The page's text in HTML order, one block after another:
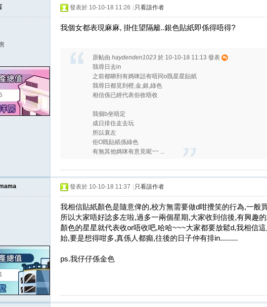
發表於 10-10-18 11:26 只看該作者
我個女都表現麻麻, 掛住望隔籬..銀色貼紙即係得唔得?
原帖由 haydenden1023 於 10-10-18 11:13 發表
我尋日去in
之前都睇到有媽咪話有唔同o既星星貼紙
我尋日都見到橙,金,銀,綠色
相信係已經代表佢收唔收
我個b坐唔定
成日排住走去玩
所以衰左
佢O既貼紙係綠色
有無其他媽咪有意見呢~~ ...
發表於 10-10-18 11:37 只看該作者
我相信貼紙顏色是隨意俾的,校方無需要做d咁攪笑的行為,一般
所以大家唔好諗多左啦,過多一兩個星期,大家收到信後,有興趣
顏色的星星就代表收or唔收吧,哈哈~~~大家都要放鬆d,我相信
始,要是想得咁多,真係人都癲,往後的日子仲有排in.........
ps.我仔仔係金色